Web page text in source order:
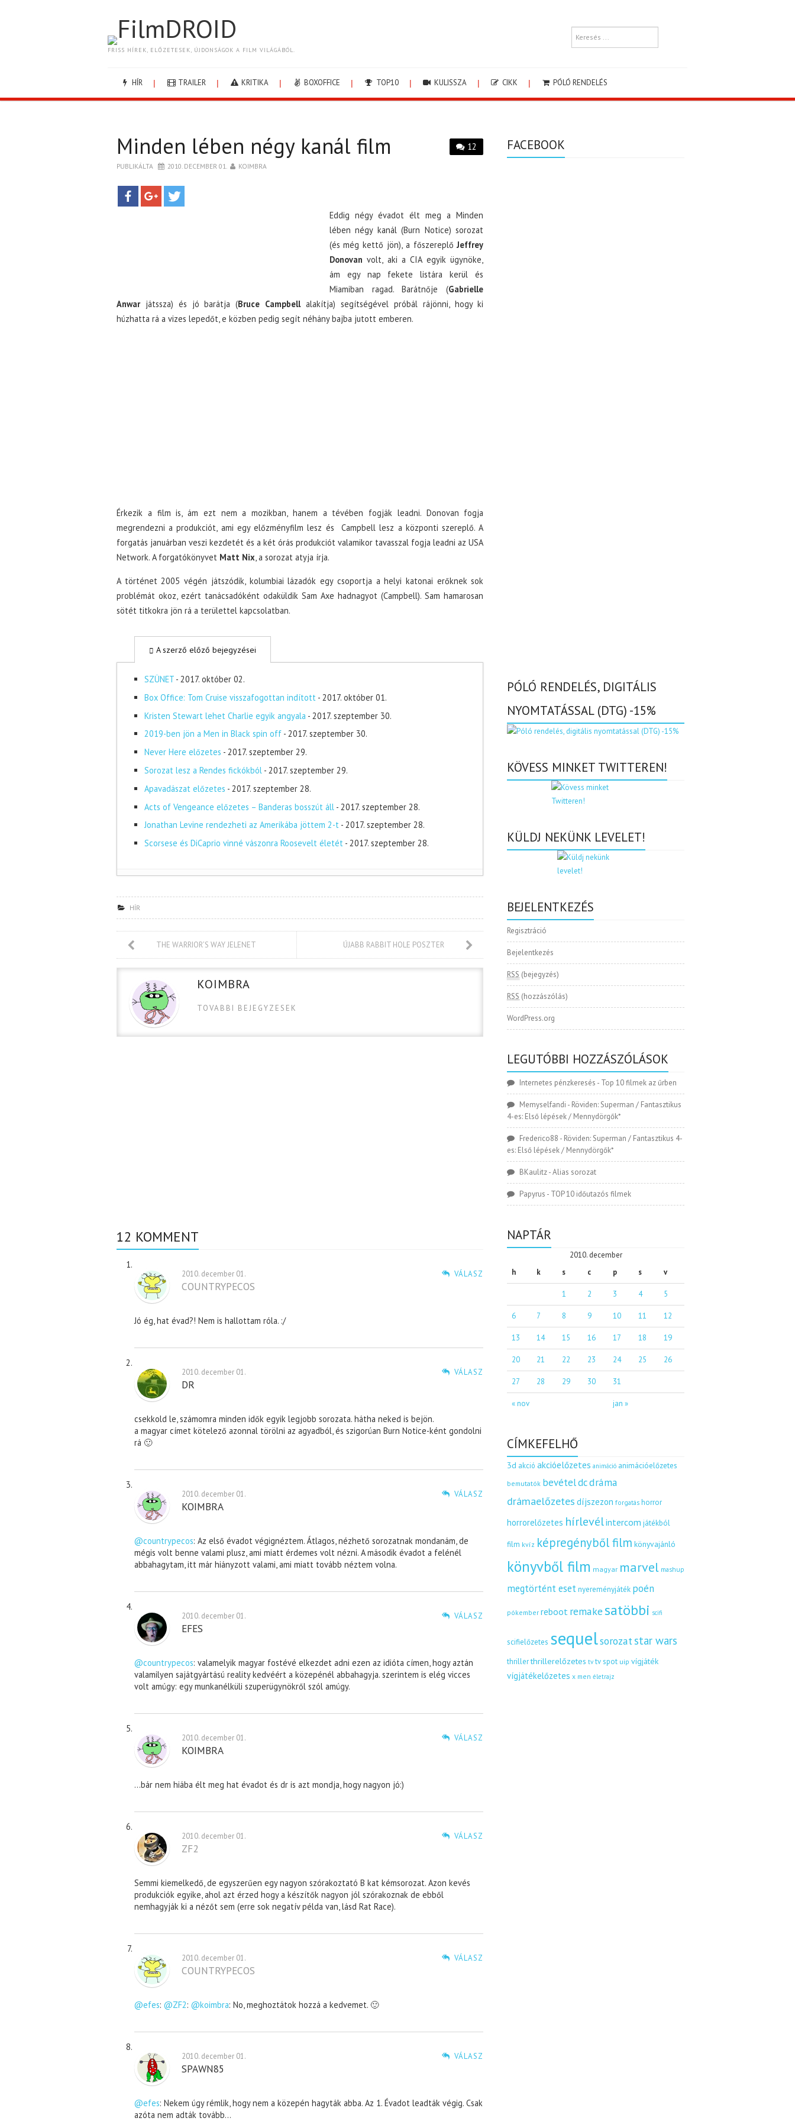
FilmDROID
FRISS HÍREK, ELŐZETESEK, ÚJDONSÁGOK A FILM VILÁGÁBÓL.
HÍR TRAILER KRITIKA BOXOFFICE TOP10 KULISSZA CIKK PÓLÓ RENDELÉS
12
Minden lében négy kanál film
PUBLIKÁLTA 2010. DECEMBER 01. KOIMBRA
Eddig négy évadot élt meg a Minden
lében négy kanál (Burn Notice) sorozat
(és még kettő jön), a főszereplőJeffrey
Donovan volt, aki a CIA egyik ügynöke,
ám egy nap fekete listára kerül és
Miamiban ragad. Barátnője (Gabrielle
Anwarjátssza) és jó barátja (Bruce Campbellalakítja) segítségével próbál rájönni, hogy ki
húzhatta rá a vizes lepedőt, e közben pedig segít néhány bajba jutott emberen.
Érkezik a film is, ám ezt nem a mozikban, hanem a tévében fogják leadni. Donovan fogja
megrendezni a produkciót, ami egy előzményfilm lesz és Campbell lesz a központi szereplő. A
forgatás januárban veszi kezdetét és a két órás produkciót valamikor tavasszal fogja leadni az USA
Network. A forgatókönyvet Matt Nix, a sorozat atyja írja.
A történet 2005 végén játszódik, kolumbiai lázadók egy csoportja a helyi katonai erőknek sok
problémát okoz, ezért tanácsadóként odaküldik Sam Axe hadnagyot (Campbell). Sam hamarosan
sötét titkokra jön rá a területtel kapcsolatban.
A szerző előző bejegyzései
SZÜNET - 2017. október 02.
Box Office: Tom Cruise visszafogottan indított - 2017. október 01.
Kristen Stewart lehet Charlie egyik angyala - 2017. szeptember 30.
2019-ben jön a Men in Black spin off - 2017. szeptember 30.
Never Here előzetes - 2017. szeptember 29.
Sorozat lesz a Rendes fickókból - 2017. szeptember 29.
Apavadászat előzetes - 2017. szeptember 28.
Acts of Vengeance előzetes – Banderas bosszút áll - 2017. szeptember 28.
Jonathan Levine rendezheti az Amerikába jöttem 2-t - 2017. szeptember 28.
Scorsese és DiCaprio vinné vászonra Roosevelt életét - 2017. szeptember 28.
HÍR
THE WARRIOR’S WAY JELENET ÚJABB RABBIT HOLE POSZTER
KOIMBRA
TOVABBI BEJEGYZESEK
12 KOMMENT
VÁLASZ
2010. december 01.
COUNTRYPECOS
Jó ég, hat évad?! Nem is hallottam róla. :/
VÁLASZ
2010. december 01.
DR
csekkold le, számomra minden idők egyik legjobb sorozata. hátha neked is bejön.
a magyar címet kötelező azonnal törölni az agyadból, és szigorúan Burn Notice-ként gondolni
rá 🙂
VÁLASZ
2010. december 01.
KOIMBRA
@countrypecos: Az első évadot végignéztem. Átlagos, nézhető sorozatnak mondanám, de
mégis volt benne valami plusz, ami miatt érdemes volt nézni. A második évadot a felénél
abbahagytam, itt már hiányzott valami, ami miatt tovább néztem volna.
VÁLASZ
2010. december 01.
EFES
@countrypecos: valamelyik magyar fostévé elkezdet adni ezen az idióta címen, hogy aztán
valamilyen sajátgyártású reality kedvéért a közepénél abbahagyja. szerintem is elég vicces
volt amúgy: egy munkanélküli szuperügynökről szól amúgy.
VÁLASZ
2010. december 01.
KOIMBRA
…bár nem hiába élt meg hat évadot és dr is azt mondja, hogy nagyon jó:)
VÁLASZ
2010. december 01.
ZF2
Semmi kiemelkedő, de egyszerűen egy nagyon szórakoztató B kat kémsorozat. Azon kevés
produkciók egyike, ahol azt érzed hogy a készítők nagyon jól szórakoznak de ebből
nemhagyják ki a nézőt sem (erre sok negatív példa van, lásd Rat Race).
VÁLASZ
2010. december 01.
COUNTRYPECOS
@efes: @ZF2: @koimbra: No, meghoztátok hozzá a kedvemet. 🙂
VÁLASZ
2010. december 01.
SPAWN85
@efes: Nekem úgy rémlik, hogy nem a közepén hagyták abba. Az 1. Évadot leadták végig. Csak
azóta nem adták tovább…
FACEBOOK
PÓLÓ RENDELÉS, DIGITÁLIS
NYOMTATÁSSAL (DTG) -15%
KÖVESS MINKET TWITTEREN!
KÜLDJ NEKÜNK LEVELET!
BEJELENTKEZÉS
Regisztráció
Bejelentkezés
RSS (bejegyzés)
RSS (hozzászólás)
WordPress.org
LEGUTÓBBI HOZZÁSZÓLÁSOK
Internetes pénzkeresés - Top 10 filmek az űrben
Memyselfandi - Röviden: Superman / Fantasztikus
4-es: Első lépések / Mennydörgők*
Frederico88 - Röviden: Superman / Fantasztikus 4-
es: Első lépések / Mennydörgők*
BKaulitz-Alias sorozat
Papyrus - TOP 10 időutazós filmek
NAPTÁR
2010. december
h
k s c p s v
« nov jan »
1 2 3 4 5
6 7 8 9 10 11 12
13 14 15 16 17 18 19
20 21 22 23 24 25 26
27 28 29 30 31
CÍMKEFELHŐ
3d akció akcióelőzetes animáció animációelőzetes
bemutatók bevételdcdráma
drámaelőzetes díjszezon forgatás horror
horrorelőzetes hírlevélintercom játékból
film kvíz képregényből film könyvajánló
könyvből film magyar marvel mashup
megtörtént esetnyereményjáték poén
pókember reboot remakesatöbbi scifi
scifielőzetes sequelsorozatstar wars
thrillerthrillerelőzetes tv tv spot uip vígjáték
vígjátékelőzetes x men életrajz